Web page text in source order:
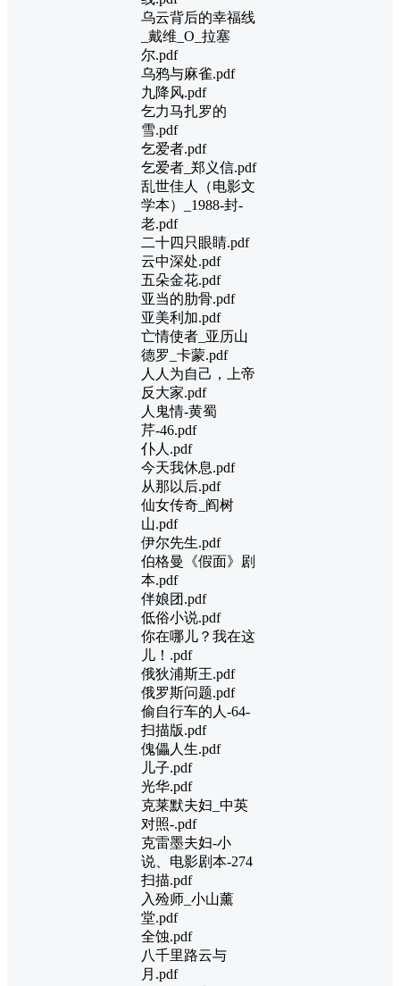
乌云背后的幸福线
_戴维_O_拉塞
尔.pdf
乌鸦与麻雀.pdf
九降风.pdf
乞力马扎罗的
雪.pdf
乞爱者.pdf
乞爱者_郑义信.pdf
乱世佳人（电影文
学本）_1988-封-
老.pdf
二十四只眼睛.pdf
云中深处.pdf
五朵金花.pdf
亚当的肋骨.pdf
亚美利加.pdf
亡情使者_亚历山
德罗_卡蒙.pdf
人人为自己，上帝
反大家.pdf
人鬼情-黄蜀
芹-46.pdf
仆人.pdf
今天我休息.pdf
从那以后.pdf
仙女传奇_阎树
山.pdf
伊尔先生.pdf
伯格曼《假面》剧
本.pdf
伴娘团.pdf
低俗小说.pdf
你在哪儿？我在这
儿！.pdf
俄狄浦斯王.pdf
俄罗斯问题.pdf
偷自行车的人-64-
扫描版.pdf
傀儡人生.pdf
儿子.pdf
光华.pdf
克莱默夫妇_中英
对照-.pdf
克雷墨夫妇-小
说、电影剧本-274
扫描.pdf
入殓师_小山薰
堂.pdf
全蚀.pdf
八千里路云与
月.pdf